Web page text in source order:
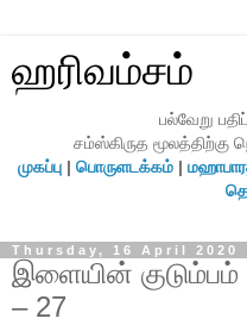
ஹரிவம்சம்
பல்வேறு
சம்ஸ்கிருத மூலத்திற்கு
முகப்பு | பொருளடக்கம் |
Thursday, 16 April 2020
இளையின் குடும்பம்
– 27